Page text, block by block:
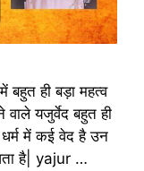
बहुत ही बड़ा महत्व
यजुर्वेद बहुत ही
धर्म में कई वेद है उन
है| yajur …